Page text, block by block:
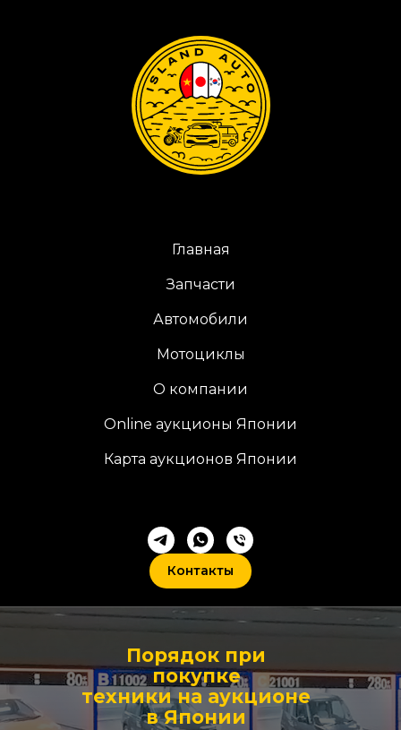
Главная
Запчасти
Автомобили
Мотоциклы
О компании
Online аукционы Японии
Карта аукционов Японии
Контакты
Порядок при
покупке
техники на аукционе
в Японии